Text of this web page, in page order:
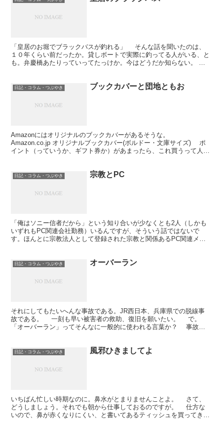
「皇居のお堀でブラックバスが釣れる」 そんな話を聞いたのは、
１０年くらい前だったか。貸しボートで実際に釣ってる人がいる、と
も。弁慶橋あたりっていってたっけか。今はどうだか知らない。
日記・コラム・つぶやき ブックカバーと団地ともお
Amazonにはオリジナルのブックカバーがあるそうな。
Amazon.co.jp オリジナルブックカバー(ボルドー・文庫サイズ) ポ
イント（っていうか、ギフト券か）があまったら、これ買うって人が
日記・コラム・つぶやき 宗教とPC
「俺はソニー信者だから」という知り合いが少なくとも2人（しかも
いずれもPC関連会社勤務）いるんですが、そういう話ではないで
す。ほんとに宗教法人として登録された宗教と関係あるPC関連メー
日記・コラム・つぶやき オーバーラン
それにしてもたいへんな事故である。JR西日本、兵庫県での脱線事
故である。 一刻も早い被害者の救助、復旧を願いたい。 で。
「オーバーラン」ってそんなに一般的に使われる言葉か？ 事故を
日記・コラム・つぶやき 風邪ひきましてよ
いちばん忙しい時期なのに。鼻水がとまりませんことよ。 さて、
どうしましょう。それでも朝から仕事しておるのですが。 仕方な
いので、鼻が赤くなりにくい、と書いてあるティッシュを買ってきま